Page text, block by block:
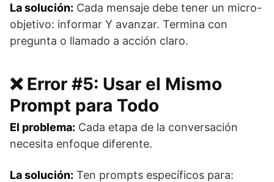
La solución: Cada mensaje debe tener un micro-
objetivo: informar Y avanzar. Termina con
pregunta o llamado a acción claro.
❌ Error #5: Usar el Mismo
Prompt para Todo
El problema: Cada etapa de la conversación
necesita enfoque diferente.
La solución: Ten prompts específicos para: